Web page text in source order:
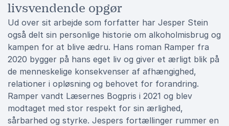
livsvendende opgør
Ud over sit arbejde som forfatter har Jesper Stein
også delt sin personlige historie om alkoholmisbrug og
kampen for at blive ædru. Hans roman Ramper fra
2020 bygger på hans eget liv og giver et ærligt blik på
de menneskelige konsekvenser af afhængighed,
relationer i opløsning og behovet for forandring.
Ramper vandt Læsernes Bogpris i 2021 og blev
modtaget med stor respekt for sin ærlighed,
sårbarhed og styrke. Jespers fortællinger rummer en